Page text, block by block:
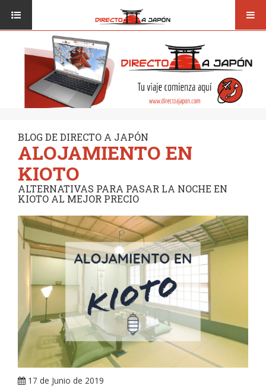
CONSEJOS
DESTINOS
RESTAURANTES
SEGUROS
ISI JAPANESE LANGUAGE SCHOOL
BLOG DE DIRECTO A JAPÓN
ALOJAMIENTO EN
KIOTO
ALTERNATIVAS PARA PASAR LA NOCHE EN
KIOTO AL MEJOR PRECIO
17 de Junio de 2019
VIAJAR A JAPÓN
VUELOS
TRANSPORTE
DESTINOS
RUTAS / MAPAS
CULTURA
RESTAURANTES
SEGUROS